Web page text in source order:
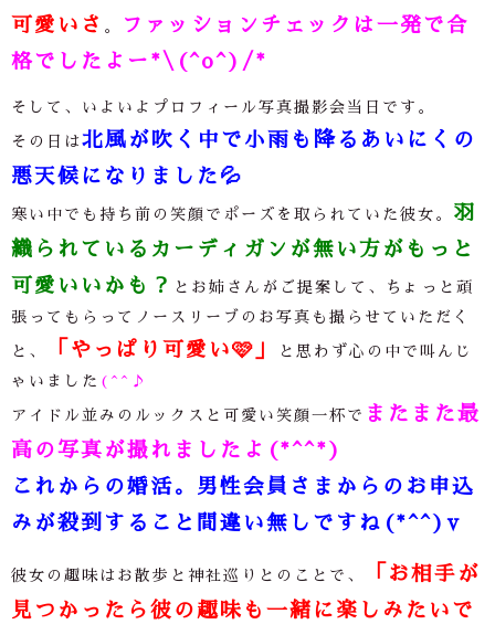
可愛いさ 。
ファッションチェックは一発で合
格でしたよー*\(^o^)/*
そして、いよいよプロフィール写真撮影会当日です。
その日は 北風が吹く中で小雨も降るあいにくの
悪天候になりました 💦
寒い中でも持ち前の笑顔でポーズを取られていた彼女。 羽
織られているカーディガンが無い方がもっと
可愛いいかも？
とお姉さんがご提案して、ちょっと頑
張ってもらってノースリーブのお写真も撮らせていただく
と、 「やっぱり可愛い🩷 」
と思わず心の中で叫んじ
ゃいました (^^♪
アイドル並みのルックスと可愛い笑顔一杯で またまた最
高の写真が撮れましたよ(*^^*)
これからの婚活。男性会員さまからのお申込
みが殺到すること間違い無しですね(*^^)v
彼女の趣味はお散歩と神社巡りとのことで、
「お相手が
見つかったら彼の趣味も一緒に楽しみたいで